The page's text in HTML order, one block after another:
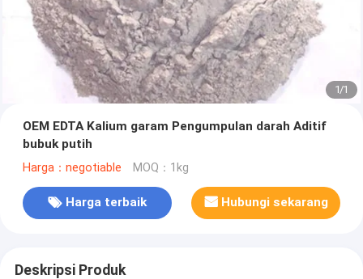
1/1
OEM EDTA Kalium garam Pengumpulan darah Aditif
bubuk putih
Harga：negotiable MOQ：1kg
Harga terbaik Hubungi sekarang
Deskripsi Produk